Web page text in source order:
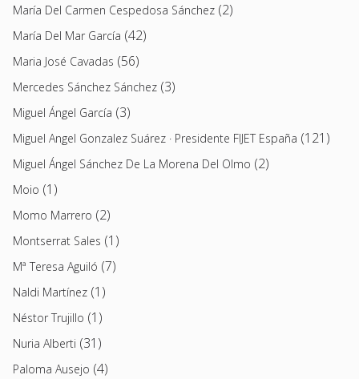
María Del Carmen Cespedosa Sánchez (2)
María Del Mar García (42)
Maria José Cavadas (56)
Mercedes Sánchez Sánchez (3)
Miguel Ángel García (3)
Miguel Angel Gonzalez Suárez · Presidente FIJET España (121)
Miguel Ángel Sánchez De La Morena Del Olmo (2)
Moio (1)
Momo Marrero (2)
Montserrat Sales (1)
Mª Teresa Aguiló (7)
Naldi Martínez (1)
Néstor Trujillo (1)
Nuria Alberti (31)
Paloma Ausejo (4)